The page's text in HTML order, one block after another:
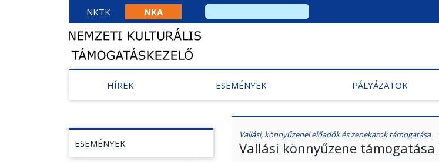
NKTK NKA
HÍREK ESEMÉNYEK PÁLYÁZATOK
ESEMÉNYEK
Vallási, könnyűzenei előadók és zenekarok támogatása
Vallási könnyűzene